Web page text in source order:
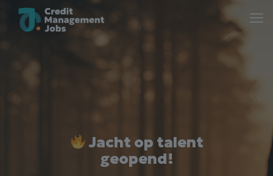
Jacht op talent
geopend!